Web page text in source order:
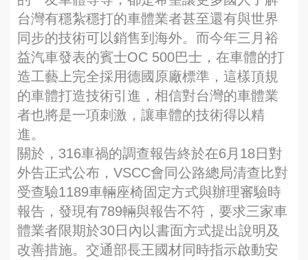
台灣有穩紮穩打的車體業者甚至還有與世界
同步的技術可以銷售到海外。而今年三月裕
益汽車發表的賓士OC 500巴士，在車體的打
造工藝上完全採用德國原廠標準，這樣頂規
的車體打造技術引進，相信對台灣的車體業
者也將是一項刺激，讓車體的技術得以精
進。
關於，316車禍的調查報告終於在6月18日對
外告正式公布，VSCC會同公路總局清查比對
受查驗1189車輛座椅固定方式與辦理審驗時
報告，發現有789輛與報告不符，要求三家車
體業者限期於30日內以書面方式提出說明及
改善措施。交通部長王國材同時指示啟動安